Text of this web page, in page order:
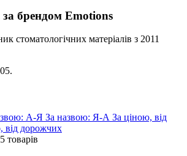
за брендом Emotions
стоматологічних матеріалів з 2011
А-Я За назвою: Я-А За ціною, від
від дорожчих
товарів